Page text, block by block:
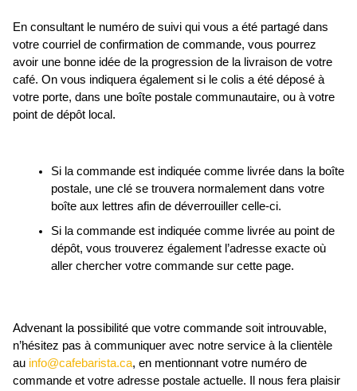
En consultant le numéro de suivi qui vous a été partagé dans
votre courriel de confirmation de commande, vous pourrez
avoir une bonne idée de la progression de la livraison de votre
café. On vous indiquera également si le colis a été déposé à
votre porte, dans une boîte postale communautaire, ou à votre
point de dépôt local.
Si la commande est indiquée comme livrée dans la boîte
postale, une clé se trouvera normalement dans votre
boîte aux lettres afin de déverrouiller celle-ci.
Si la commande est indiquée comme livrée au point de
dépôt, vous trouverez également l’adresse exacte où
aller chercher votre commande sur cette page.
Advenant la possibilité que votre commande soit introuvable,
n’hésitez pas à communiquer avec notre service à la clientèle
au info@cafebarista.ca, en mentionnant votre numéro de
commande et votre adresse postale actuelle. Il nous fera plaisir